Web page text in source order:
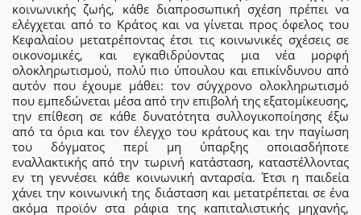
κοινωνικής ζωής, κάθε διαπροσωπική σχέση πρέπει να
ελέγχεται από το Κράτος και να γίνεται προς όφελος του
Κεφαλαίου μετατρέποντας έτσι τις κοινωνικές σχέσεις σε
οικονομικές, και εγκαθιδρύοντας μια νέα μορφή
ολοκληρωτισμού, πολύ πιο ύπουλου και επικίνδυνου από
αυτόν που έχουμε μάθει: τον σύγχρονο ολοκληρωτισμό
που εμπεδώνεται μέσα από την επιβολή της εξατομίκευσης,
την επίθεση σε κάθε δυνατότητα συλλογικοποίησης έξω
από τα όρια και τον έλεγχο του κράτους και την παγίωση
του δόγματος περί μη ύπαρξης οποιασδήποτε
εναλλακτικής από την τωρινή κατάσταση, καταστέλλοντας
εν τη γεννέσει κάθε κοινωνική ανταρσία. Έτσι η παιδεία
χάνει την κοινωνική της διάσταση και μετατρέπεται σε ένα
ακόμα προϊόν στα ράφια της καπιταλιστικής μηχανής,